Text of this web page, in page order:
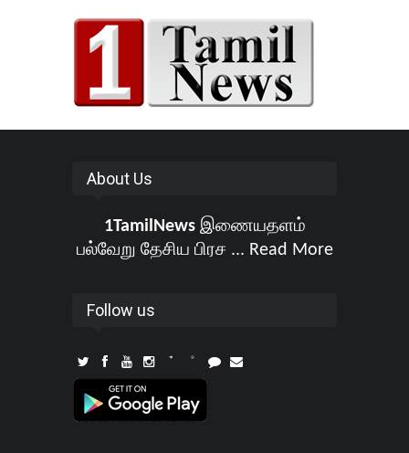
About Us
1TamilNewsஇணையதளம்
பல்வேறு தேசிய பிரச ... Read More
Follow us